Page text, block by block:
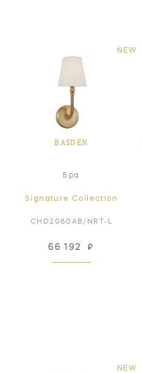
NEW
BASDEN
Бра
Signature Collection
CHD2080AB/NRT-L
66 192 ₽
NEW